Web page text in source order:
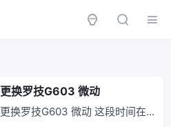
更换罗技G603 微动
更换罗技G603 微动 这段时间在